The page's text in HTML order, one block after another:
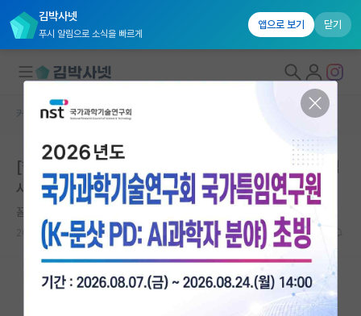
김박사넷
푸시 알림으로 소식을 빠르게
앱으로 보기 닫기
연구실&오픈랩
커뮤니티
커뮤니티 홈
커뮤니티 홈 연구실(PI) 홍보 게시판
[한국세라믹기술원] AI 전산재료 연구실, 26년도 후기 석
사/박사 대학원생 & 인턴 모집
꼼꼼한 막스 플랑크
2025.12.29 0 2177